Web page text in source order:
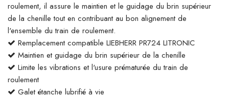
roulement, il assure le maintien et le guidage du brin supérieur
de la chenille tout en contribuant au bon alignement de
l'ensemble du train de roulement.
Remplacement compatible LIEBHERR PR724 LITRONIC
Maintien et guidage du brin supérieur de la chenille
Limite les vibrations et l'usure prématurée du train de
roulement
Galet étanche lubrifié à vie